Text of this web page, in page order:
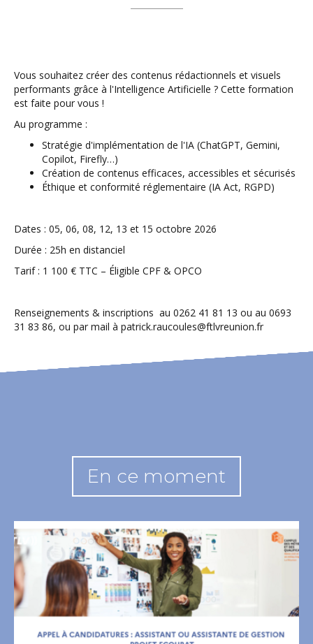
Vous souhaitez créer des contenus rédactionnels et visuels
performants grâce à l'Intelligence Artificielle ? Cette formation
est faite pour vous !
Au programme :
Stratégie d'implémentation de l'IA (ChatGPT, Gemini,
Copilot, Firefly…)
Création de contenus efficaces, accessibles et sécurisés
Éthique et conformité réglementaire (IA Act, RGPD)
Dates : 05, 06, 08, 12, 13 et 15 octobre 2026
Durée : 25h en distanciel
Tarif : 1 100 € TTC – Éligible CPF & OPCO
Renseignements & inscriptions au 0262 41 81 13 ou au 0693
31 83 86, ou par mail à patrick.raucoules@ftlvreunion.fr
En ce moment